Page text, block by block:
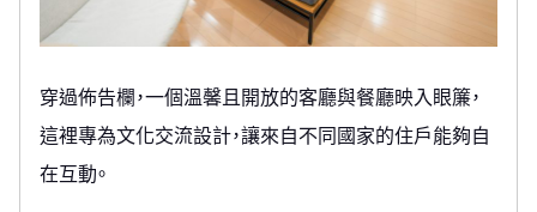
穿過佈告欄，一個溫馨且開放的客廳與餐廳映入眼簾，
這裡專為文化交流設計，讓來自不同國家的住戶能夠自
在互動。